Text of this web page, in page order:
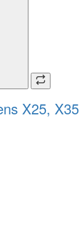
X25, X35